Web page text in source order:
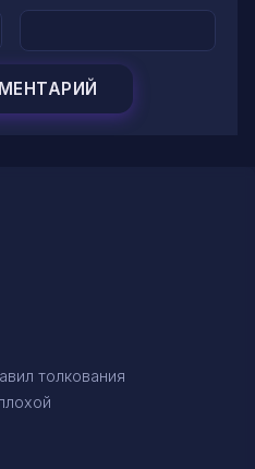
толкования